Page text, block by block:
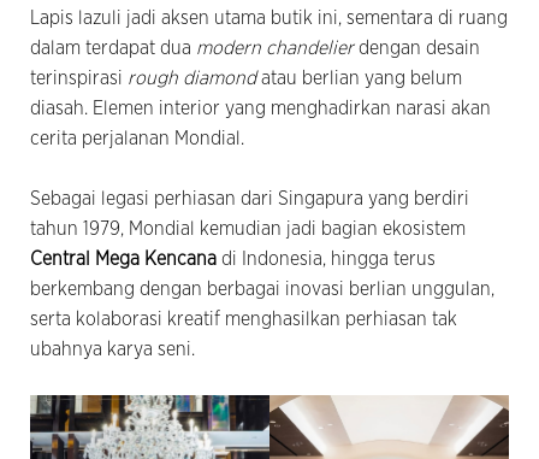
Lapis lazuli jadi aksen utama butik ini, sementara di ruang
dalam terdapat dua modern chandelierdengan desain
terinspirasi rough diamondatau berlian yang belum
diasah. Elemen interior yang menghadirkan narasi akan
cerita perjalanan Mondial.
Sebagai legasi perhiasan dari Singapura yang berdiri
tahun 1979, Mondial kemudian jadi bagian ekosistem
Central Mega Kencana di Indonesia, hingga terus
berkembang dengan berbagai inovasi berlian unggulan,
serta kolaborasi kreatif menghasilkan perhiasan tak
ubahnya karya seni.